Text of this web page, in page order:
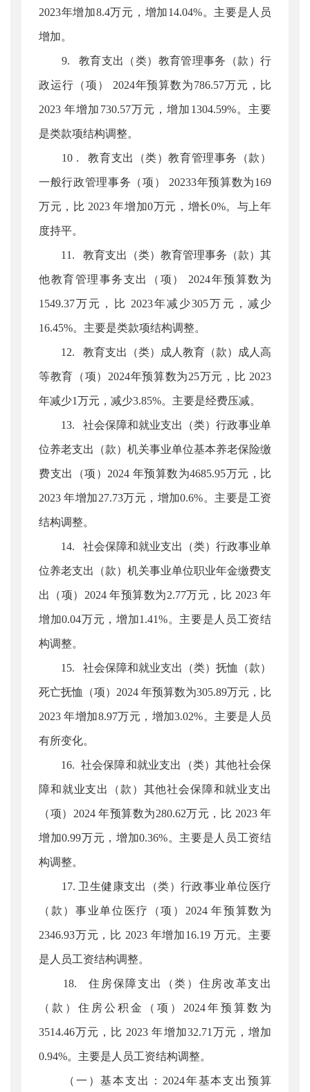
2023年增加8.4万元，增加14.04%。主要是人员
增加。
9. 教育支出（类）教育管理事务（款）行
政运行（项） 2024年预算数为786.57万元，比
2023 年增加730.57万元，增加1304.59%。主要
是类款项结构调整。
10 . 教育支出（类）教育管理事务（款）
一般行政管理事务（项） 20233年预算数为169
万元，比 2023 年增加0万元，增长0%。与上年
度持平。
11. 教育支出（类）教育管理事务（款）其
他教育管理事务支出（项） 2024年预算数为
1549.37万元，比 2023年减少305万元，减少
16.45%。主要是类款项结构调整。
12. 教育支出（类）成人教育（款）成人高
等教育（项）2024年预算数为25万元，比 2023
年减少1万元，减少3.85%。主要是经费压减。
13. 社会保障和就业支出（类）行政事业单
位养老支出（款）机关事业单位基本养老保险缴
费支出（项）2024 年预算数为4685.95万元，比
2023 年增加27.73万元，增加0.6%。主要是工资
结构调整。
14. 社会保障和就业支出（类）行政事业单
位养老支出（款）机关事业单位职业年金缴费支
出（项）2024 年预算数为2.77万元，比 2023 年
增加0.04万元，增加1.41%。主要是人员工资结
构调整。
15. 社会保障和就业支出（类）抚恤（款）
死亡抚恤（项）2024 年预算数为305.89万元，比
2023 年增加8.97万元，增加3.02%。主要是人员
有所变化。
16. 社会保障和就业支出（类）其他社会保
障和就业支出（款）其他社会保障和就业支出
（项）2024 年预算数为280.62万元，比 2023 年
增加0.99万元，增加0.36%。主要是人员工资结
构调整。
17. 卫生健康支出（类）行政事业单位医疗
（款）事业单位医疗（项）2024 年预算数为
2346.93万元，比 2023 年增加16.19 万元。主要
是人员工资结构调整。
18. 住房保障支出（类）住房改革支出
（款）住房公积金（项）2024年预算数为
3514.46万元，比 2023 年增加32.71万元，增加
0.94%。主要是人员工资结构调整。
（一）基本支出：2024年基本支出预算